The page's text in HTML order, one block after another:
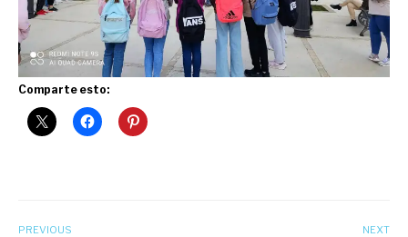
Comparte esto:
PREVIOUS NEXT